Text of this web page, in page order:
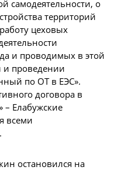
самодеятельности, о
территорий
цеховых
и проводимых в этой
и проведении
по ОТ в ЕЭС».
договора в
– Елабужские
всеми
остановился на